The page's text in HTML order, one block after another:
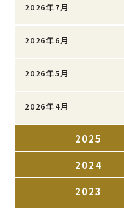
2026年7月
2026年6月
2026年5月
2026年4月
2025
2024
2023